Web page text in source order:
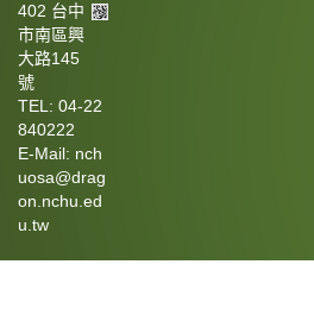
402 台中
市南區興
大路145
號
TEL: 04-22
840222
E-Mail: nch
uosa@drag
on.nchu.ed
u.tw